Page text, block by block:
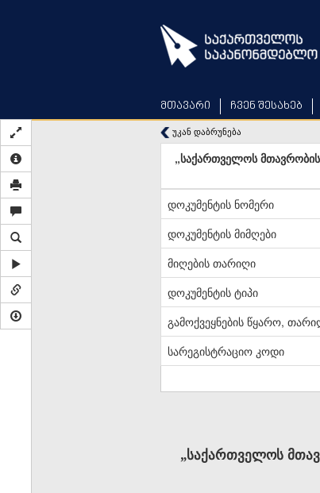
მთავარი ჩვენ შესახებ
უკან დაბრუნება
„საქართველოს
დოკუმენტის ნომერი
დოკუმენტის მიმღები
მიღების თარიღი
დოკუმენტის ტიპი
გამოქვეყნების წყარო,
სარეგისტრაციო კოდი
„საქართველოს